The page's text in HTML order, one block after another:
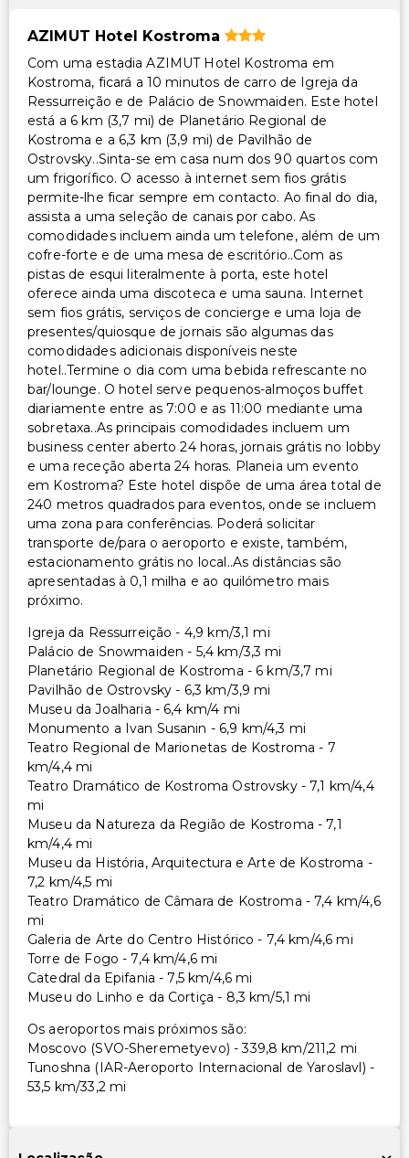
Transporte
Transporte para o aeroporto (custo adicional)
Acessibilidade
Caminho acessível para cadeira de rodas
Lazer
Discoteca
Outros serviços
Cofre na recepção
Serviço de lavanderia
AZIMUT Hotel Kostroma
Com uma estadia AZIMUT Hotel Kostroma em
Kostroma, ficará a 10 minutos de carro de Igreja da
Ressurreição e de Palácio de Snowmaiden. Este hotel
está a 6 km (3,7 mi) de Planetário Regional de
Kostroma e a 6,3 km (3,9 mi) de Pavilhão de
Ostrovsky..Sinta-se em casa num dos 90 quartos com
um frigorífico. O acesso à internet sem fios grátis
permite-lhe ficar sempre em contacto. Ao final do dia,
assista a uma seleção de canais por cabo. As
comodidades incluem ainda um telefone, além de um
cofre-forte e de uma mesa de escritório..Com as
pistas de esqui literalmente à porta, este hotel
oferece ainda uma discoteca e uma sauna. Internet
sem fios grátis, serviços de concierge e uma loja de
presentes/quiosque de jornais são algumas das
comodidades adicionais disponíveis neste
hotel..Termine o dia com uma bebida refrescante no
bar/lounge. O hotel serve pequenos-almoços buffet
diariamente entre as 7:00 e as 11:00 mediante uma
sobretaxa..As principais comodidades incluem um
business center aberto 24 horas, jornais grátis no lobby
e uma receção aberta 24 horas. Planeia um evento
em Kostroma? Este hotel dispõe de uma área total de
240 metros quadrados para eventos, onde se incluem
uma zona para conferências. Poderá solicitar
transporte de/para o aeroporto e existe, também,
estacionamento grátis no local..As distâncias são
apresentadas à 0,1 milha e ao quilómetro mais
próximo.
Igreja da Ressurreição - 4,9 km/3,1 mi
Palácio de Snowmaiden - 5,4 km/3,3 mi
Planetário Regional de Kostroma - 6 km/3,7 mi
Pavilhão de Ostrovsky - 6,3 km/3,9 mi
Museu da Joalharia - 6,4 km/4 mi
Monumento a Ivan Susanin - 6,9 km/4,3 mi
Teatro Regional de Marionetas de Kostroma - 7
km/4,4 mi
Teatro Dramático de Kostroma Ostrovsky - 7,1 km/4,4
mi
Museu da Natureza da Região de Kostroma - 7,1
km/4,4 mi
Museu da História, Arquitectura e Arte de Kostroma -
7,2 km/4,5 mi
Teatro Dramático de Câmara de Kostroma - 7,4 km/4,6
mi
Galeria de Arte do Centro Histórico - 7,4 km/4,6 mi
Torre de Fogo - 7,4 km/4,6 mi
Catedral da Epifania - 7,5 km/4,6 mi
Museu do Linho e da Cortiça - 8,3 km/5,1 mi
Os aeroportos mais próximos são:
Moscovo (SVO-Sheremetyevo) - 339,8 km/211,2 mi
Tunoshna (IAR-Aeroporto Internacional de Yaroslavl) -
53,5 km/33,2 mi